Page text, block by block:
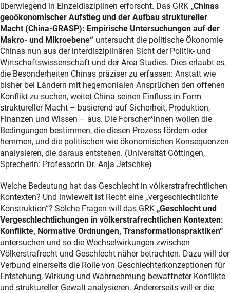
überwiegend in Einzeldisziplinen erforscht. Das GRK „Chinas
geoökonomischer Aufstieg und der Aufbau struktureller
Macht (China-GRASP): Empirische Untersuchungen auf der
Makro- und Mikroebene“ untersucht die politische Ökonomie
Chinas nun aus der interdisziplinären Sicht der Politik- und
Wirtschaftswissenschaft und der Area Studies. Dies erlaubt es,
die Besonderheiten Chinas präziser zu erfassen: Anstatt wie
bisher bei Ländern mit hegemonialen Ansprüchen den offenen
Konflikt zu suchen, weitet China seinen Einfluss in Form
struktureller Macht – basierend auf Sicherheit, Produktion,
Finanzen und Wissen – aus. Die Forscher*innen wollen die
Bedingungen bestimmen, die diesen Prozess fördern oder
hemmen, und die politischen wie ökonomischen Konsequenzen
analysieren, die daraus entstehen. (Universität Göttingen,
Sprecherin: Professorin Dr. Anja Jetschke)
Welche Bedeutung hat das Geschlecht in völkerstrafrechtlichen
Kontexten? Und inwieweit ist Recht eine „vergeschlechtlichte
Konstruktion“? Solche Fragen will das GRK „Geschlecht und
Vergeschlechtlichungen in völkerstrafrechtlichen Kontexten:
Konflikte, Normative Ordnungen, Transformationspraktiken“
untersuchen und so die Wechselwirkungen zwischen
Völkerstrafrecht und Geschlecht näher betrachten. Dazu will der
Verbund einerseits die Rolle von Geschlechterkonzeptionen für
Entstehung, Wirkung und Wahrnehmung bewaffneter Konflikte
und struktureller Gewalt analysieren. Andererseits will er die